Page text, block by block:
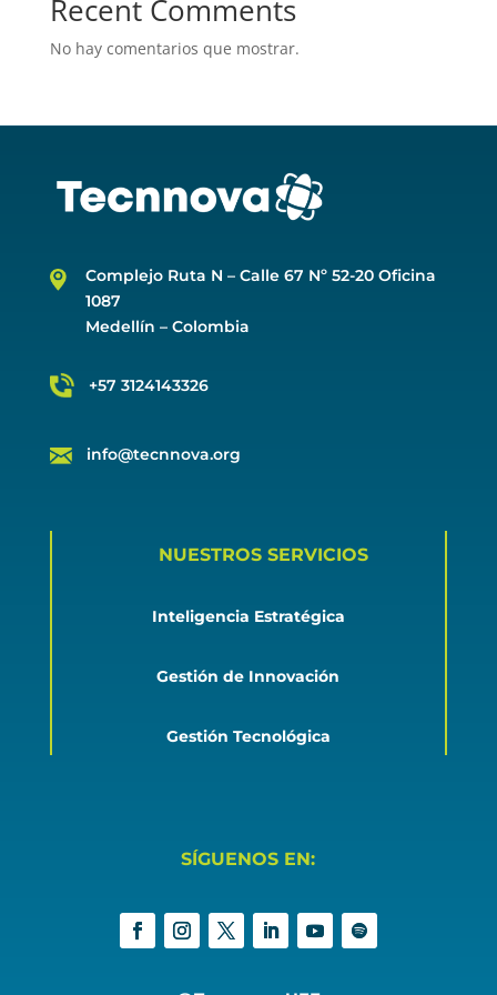
Recent Comments
No hay comentarios que mostrar.
Complejo Ruta N – Calle 67 Nº 52-20 Oficina
1087
Medellín – Colombia
+57 3124143326
info@tecnnova.org
NUESTROS SERVICIOS
Inteligencia Estratégica
Gestión de Innovación
Gestión Tecnológica
SÍGUENOS EN: